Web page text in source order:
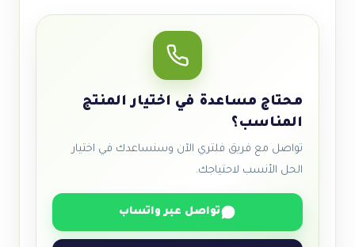
محتاج مساعدة في اختيار المنتج
المناسب؟
تواصل مع فريق فلتري الآن وسنساعدك في اختيار
الحل الأنسب لاحتياجك.
تواصل عبر واتساب